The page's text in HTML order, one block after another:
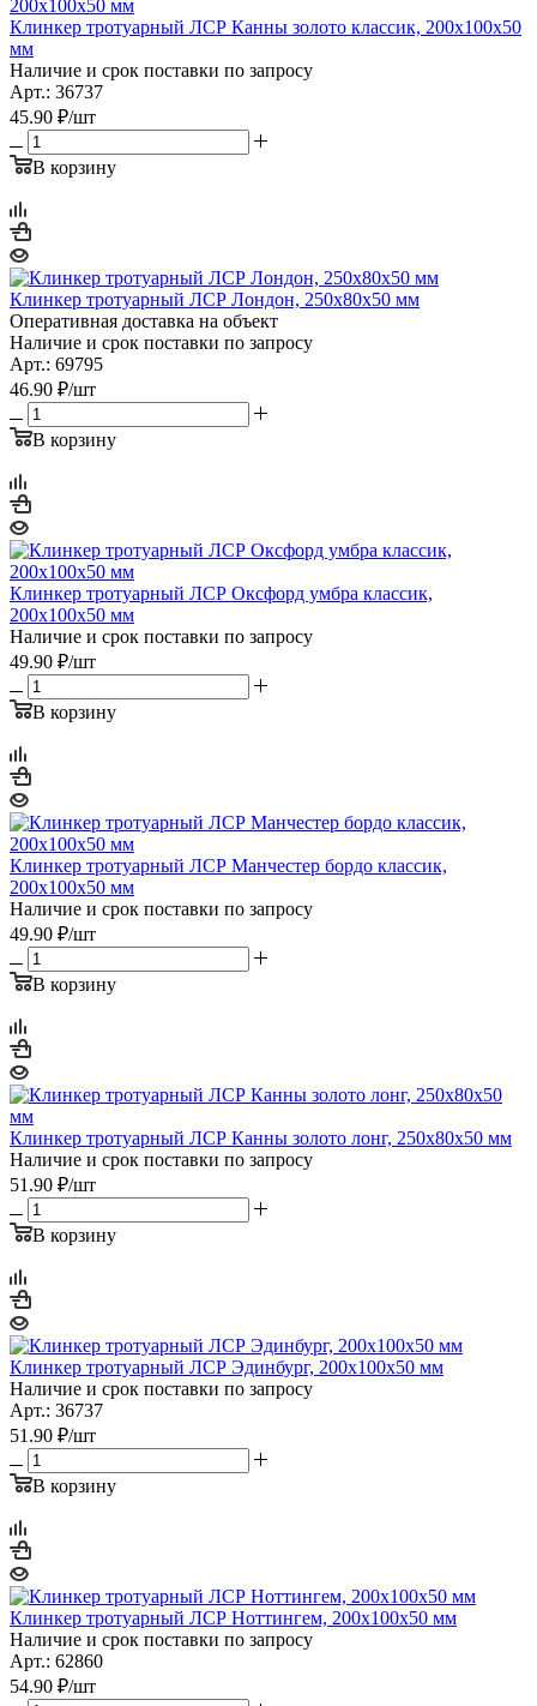
Клинкер тротуарный ЛСР Канны золото классик, 200х100х50
мм
Наличие и срок поставки по запросу
Арт.: 36737
45.90 ₽/шт
В корзину
Клинкер тротуарный ЛСР Лондон, 250х80х50 мм
Оперативная доставка на объект
Наличие и срок поставки по запросу
Арт.: 69795
46.90 ₽/шт
В корзину
Клинкер тротуарный ЛСР Оксфорд умбра классик,
200х100х50 мм
Наличие и срок поставки по запросу
49.90 ₽/шт
В корзину
Клинкер тротуарный ЛСР Манчестер бордо классик,
200х100х50 мм
Наличие и срок поставки по запросу
49.90 ₽/шт
В корзину
Клинкер тротуарный ЛСР Канны золото лонг, 250х80х50 мм
Наличие и срок поставки по запросу
51.90 ₽/шт
В корзину
Клинкер тротуарный ЛСР Эдинбург, 200х100х50 мм
Наличие и срок поставки по запросу
Арт.: 36737
51.90 ₽/шт
В корзину
Клинкер тротуарный ЛСР Ноттингем, 200х100х50 мм
Наличие и срок поставки по запросу
Арт.: 62860
54.90 ₽/шт